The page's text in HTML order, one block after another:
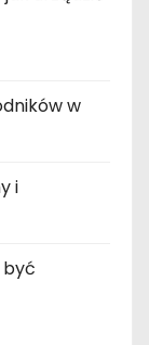
w
i
być